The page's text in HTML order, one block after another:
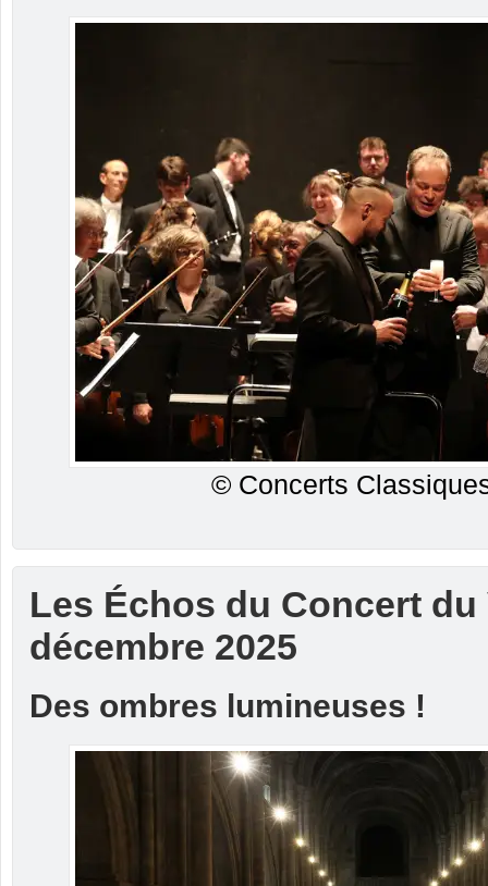
© Concerts
Les Échos du Concert du
décembre 2025
Des ombres lumineuses !